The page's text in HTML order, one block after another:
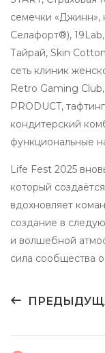
семечки
Селафорт®),
Тайрай, Skin
сеть клиник
Retro Gaming
PRODUCT,
кондитерский
функциональные
Life Fest 2025
который
вдохновляет
создание в
и волшебной
сила сообщества